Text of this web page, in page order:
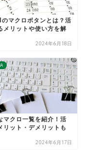
マクロボタンとは？活
メリットや使い方を解
2024年6月18日
マクロ一覧を紹介！活
リット・デメリットも
2024年6月17日